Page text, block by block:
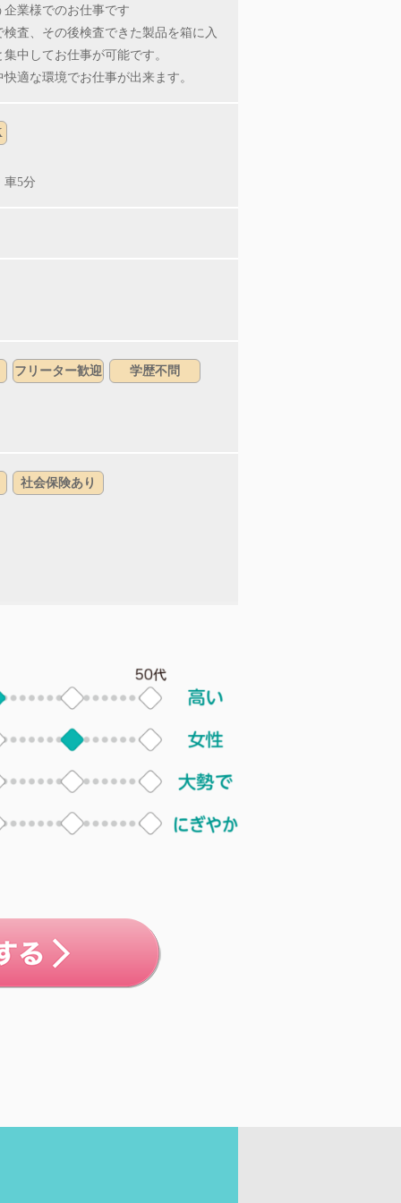
業様でのお仕事です
査、その後検査できた製品を箱に入
中してお仕事が可能です。
適な環境でお仕事が出来ます。
5分
フリーター歓迎 学歴不問
社会保険あり